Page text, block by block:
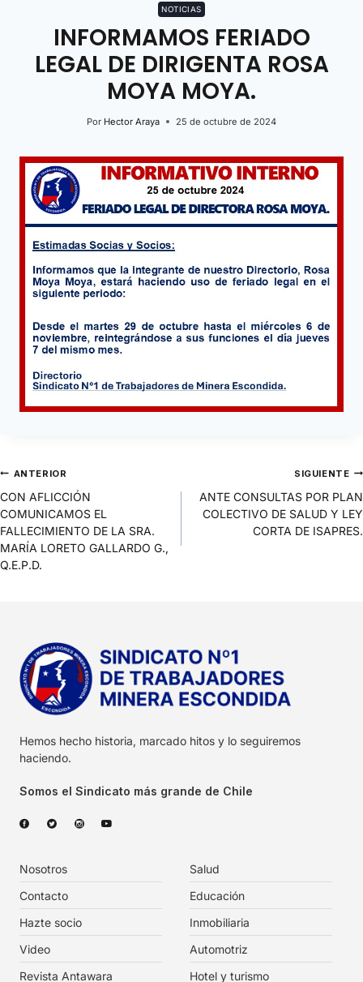
NOTICIAS
INFORMAMOS FERIADO
LEGAL DE DIRIGENTA ROSA
MOYA MOYA.
Por Hector Araya 25 de octubre de 2024
ANTERIOR
CON AFLICCIÓN
COMUNICAMOS EL
FALLECIMIENTO DE LA SRA.
MARÍA LORETO GALLARDO G.,
Q.E.P.D.
SIGUIENTE
ANTE CONSULTAS POR PLAN
COLECTIVO DE SALUD Y LEY
CORTA DE ISAPRES.
Hemos hecho historia, marcado hitos y lo seguiremos
haciendo.
Somos el Sindicato más grande de Chile
Nosotros
Contacto
Hazte socio
Video
Revista Antawara
Salud
Educación
Inmobiliaria
Automotriz
Hotel y turismo